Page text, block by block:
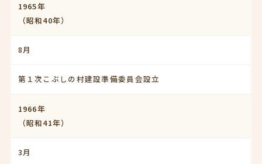
1965年
（昭和40年）
8月
第１次こぶしの村建設準備委員会設立
1966年
（昭和41年）
3月